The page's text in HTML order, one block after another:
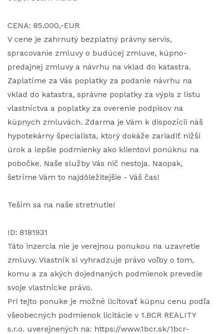
CENA: 85.000,-EUR
V cene je zahrnutý bezplatný právny servis,
spracovanie zmluvy o budúcej zmluve, kúpno-
predajnej zmluvy a návrhu na vklad do katastra.
Zaplatíme za Vás poplatky za podanie návrhu na
vklad do katastra, správne poplatky za výpis z listu
vlastníctva a poplatky za overenie podpisov na
kúpnych zmluvách. Zdarma je Vám k dispozícii náš
hypotekárny špecialista, ktorý dokáže zariadiť nižší
úrok a lepšie podmienky ako klientovi ponúknu na
pobočke. Naše služby Vás nič nestoja. Naopak,
šetríme Vám to najdôležitejšie - Váš čas!
Teším sa na naše stretnutie!
ID: 8181931
Táto inzercia nie je verejnou ponukou na uzavretie
zmluvy. Vlastník si vyhradzuje právo voľby o tom,
komu a za akých dojednaných podmienok prevedie
svoje vlastnícke právo.
Pri tejto ponuke je možné licitovať kúpnu cenu podľa
všeobecných podmienok licitácie v 1.BCR REALITY
s.r.o. uverejnených na: https://www.1bcr.sk/1bcr-